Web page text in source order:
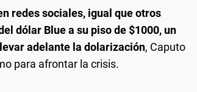
redes sociales, igual que otros
dólar Blue a su piso de $1000, un
adelante la dolarización, Caputo
para afrontar la crisis.